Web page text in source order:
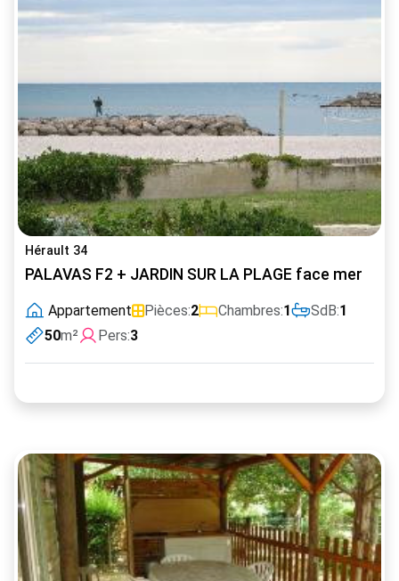
Hérault 34
PALAVAS F2 + JARDIN SUR LA PLAGE face mer
Appartement Pièces:2 Chambres:1 SdB:1
50m² Pers:3